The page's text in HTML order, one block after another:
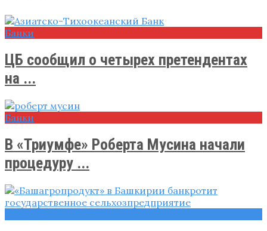
Банки
ЦБ сообщил о четырех претендентах
на ...
Банки
В «Триумфе» Роберта Мусина начали
процедуру ...